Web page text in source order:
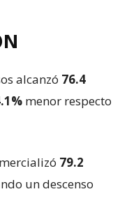
alcanzó 76.4
menor respecto
79.2
un descenso